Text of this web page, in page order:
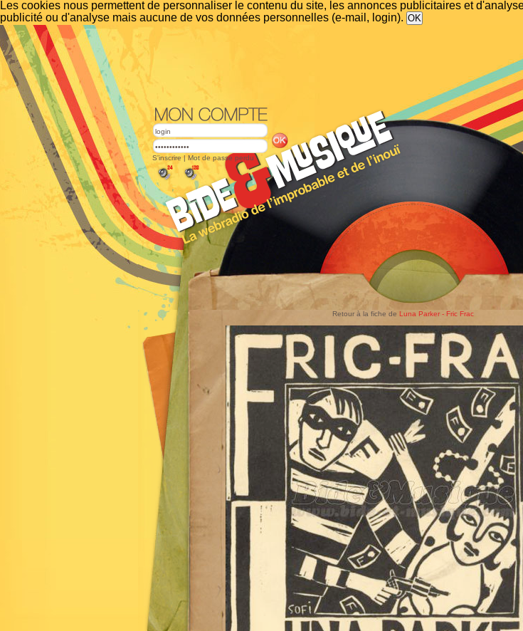
Les cookies nous permettent de personnaliser le contenu du site, les annonces publicitaires et
publicité ou d'analyse mais aucune de vos données personnelles (e-mail, login).
S'inscrire | Mot de passe perdu
Retour à la fiche de Luna Parker - Fric Frac